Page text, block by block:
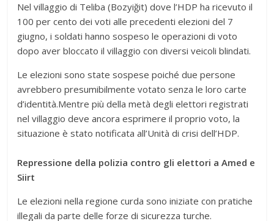
Nel villaggio di Teliba (Bozyiğit) dove l’HDP ha ricevuto il
100 per cento dei voti alle precedenti elezioni del 7
giugno, i soldati hanno sospeso le operazioni di voto
dopo aver bloccato il villaggio con diversi veicoli blindati.
Le elezioni sono state sospese poiché due persone
avrebbero presumibilmente votato senza le loro carte
d’identità.Mentre più della metà degli elettori registrati
nel villaggio deve ancora esprimere il proprio voto, la
situazione è stato notificata all’Unità di crisi dell’HDP.
Repressione della polizia contro gli elettori a Amed e
Siirt
Le elezioni nella regione curda sono iniziate con pratiche
illegali da parte delle forze di sicurezza turche.